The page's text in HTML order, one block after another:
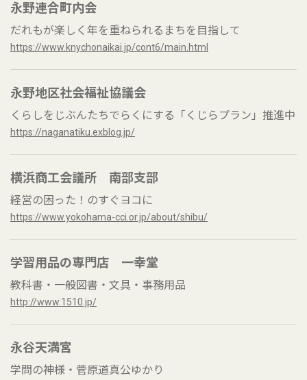
永野連合町内会
だれもが楽しく年を重ねられるまちを目指して
https://www.knychonaikai.jp/cont6/main.html
永野地区社会福祉協議会
くらしをじぶんたちでらくにする「くじらプラン」推進中
https://naganatiku.exblog.jp/
横浜商工会議所 南部支部
経営の困った！のすぐヨコに
https://www.yokohama-cci.or.jp/about/shibu/
学習用品の専門店 一幸堂
教科書・一般図書・文具・事務用品
http://www.1510.jp/
永谷天満宮
学問の神様・菅原道真公ゆかり